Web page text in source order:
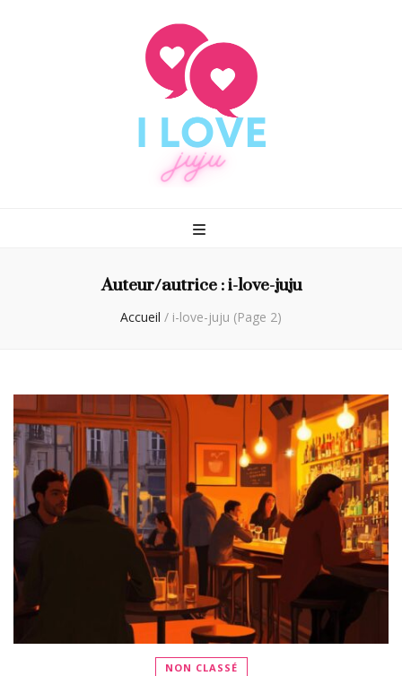
I love juju
Auteur/autrice :i-love-juju
Accueil / i-love-juju (Page 2)
NON CLASSÉ